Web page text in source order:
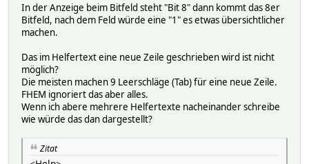
In der Anzeige beim Bitfeld steht "Bit 8" dann kommt das 8er
Bitfeld, nach dem Feld würde eine "1" es etwas übersichtlicher
machen.
Das im Helfertext eine neue Zeile geschrieben wird ist nicht
möglich?
Die meisten machen 9 Leerschläge (Tab) für eine neue Zeile.
FHEM ignoriert das aber alles.
Wenn ich abere mehrere Helfertexte nacheinander schreibe
wie würde das dan dargestellt?
Zitat